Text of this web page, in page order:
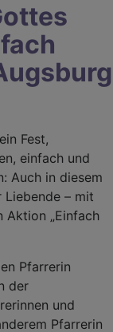
Fest,
einfach und
Auch in diesem
Liebende – mit
Aktion „Einfach
Pfarrerin
der
und
Pfarrerin